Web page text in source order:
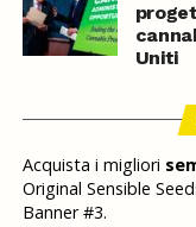
Uniti
Acquista i migliori
Original Sensible
Banner #3.